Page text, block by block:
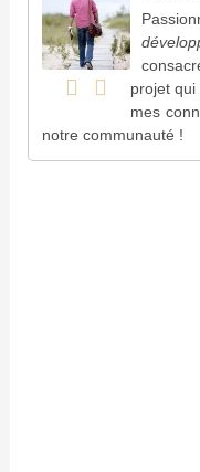
projet
mes
notre communauté !